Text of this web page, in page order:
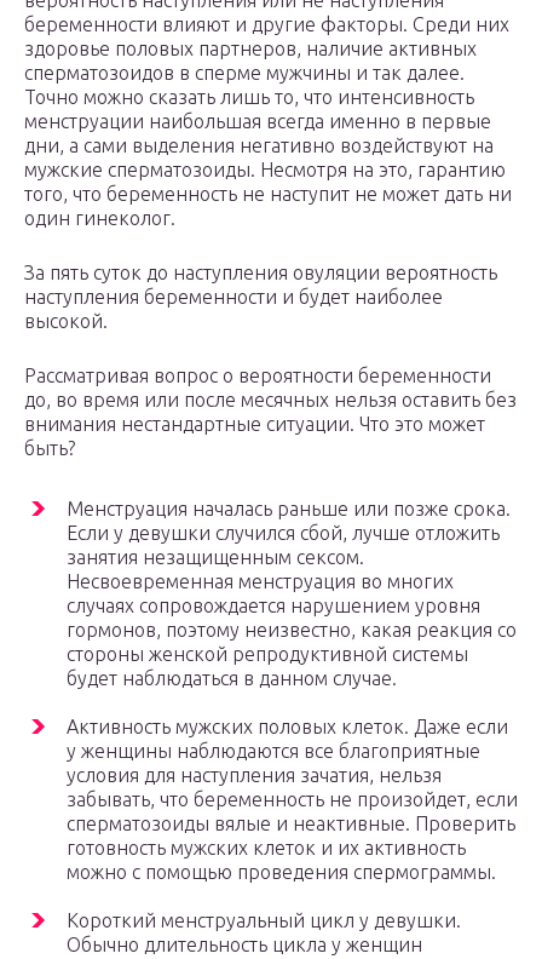
беременности влияют и другие факторы. Среди них
здоровье половых партнеров, наличие активных
сперматозоидов в сперме мужчины и так далее.
Точно можно сказать лишь то, что интенсивность
менструации наибольшая всегда именно в первые
дни, а сами выделения негативно воздействуют на
мужские сперматозоиды. Несмотря на это, гарантию
того, что беременность не наступит не может дать ни
один гинеколог.
За пять суток до наступления овуляции вероятность
наступления беременности и будет наиболее
высокой.
Рассматривая вопрос о вероятности беременности
до, во время или после месячных нельзя оставить без
внимания нестандартные ситуации. Что это может
быть?
Менструация началась раньше или позже срока.
Если у девушки случился сбой, лучше отложить
занятия незащищенным сексом.
Несвоевременная менструация во многих
случаях сопровождается нарушением уровня
гормонов, поэтому неизвестно, какая реакция со
стороны женской репродуктивной системы
будет наблюдаться в данном случае.
Активность мужских половых клеток. Даже если
у женщины наблюдаются все благоприятные
условия для наступления зачатия, нельзя
забывать, что беременность не произойдет, если
сперматозоиды вялые и неактивные. Проверить
готовность мужских клеток и их активность
можно с помощью проведения спермограммы.
Короткий менструальный цикл у девушки.
Обычно длительность цикла у женщин